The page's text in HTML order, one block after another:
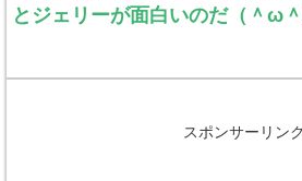
とジェリーが面白いのだ（＾ω
スポンサーリンク